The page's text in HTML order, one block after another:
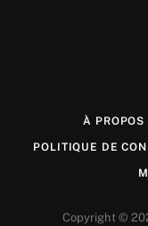
À PROPOS
POLITIQUE DE
Copyright ©